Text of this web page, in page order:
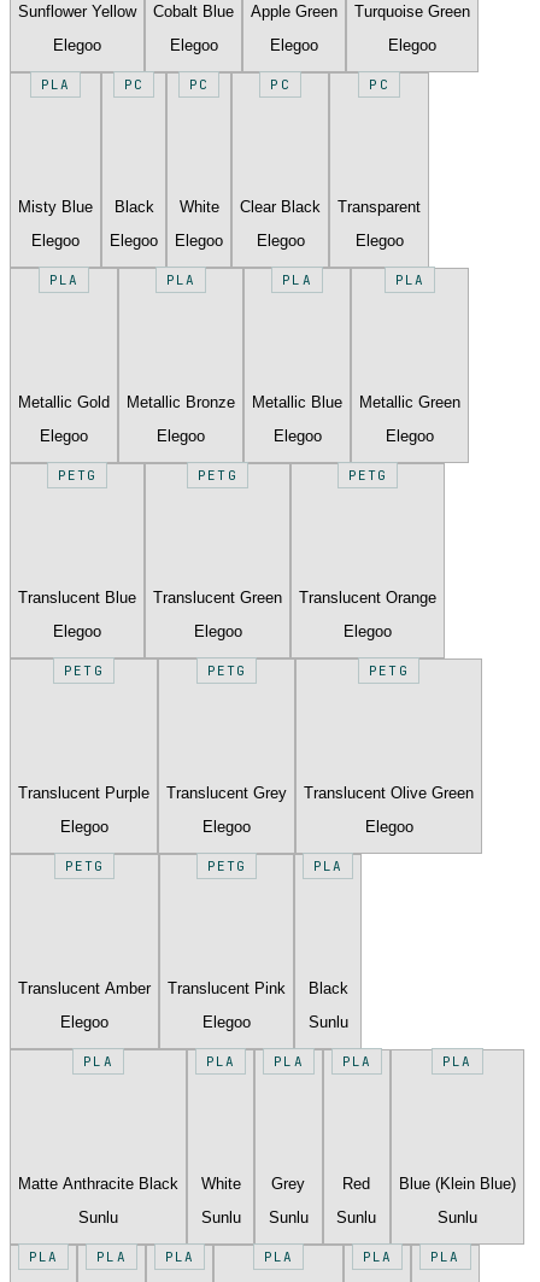
Sunflower Yellow
Elegoo
Cobalt Blue
Elegoo
Apple Green
Elegoo
Turquoise Green
Elegoo
PLA
Misty Blue
Elegoo
PC
Black
Elegoo
PC
White
Elegoo
PC
Clear Black
Elegoo
PC
Transparent
Elegoo
PLA
Metallic Gold
Elegoo
PLA
Metallic Bronze
Elegoo
PLA
Metallic Blue
Elegoo
PLA
Metallic Green
Elegoo
PETG
Translucent Blue
Elegoo
PETG
Translucent Green
Elegoo
PETG
Translucent Orange
Elegoo
PETG
Translucent Purple
Elegoo
PETG
Translucent Grey
Elegoo
PETG
Translucent Olive Green
Elegoo
PETG
Translucent Amber
Elegoo
PETG
Translucent Pink
Elegoo
PLA
Black
Sunlu
PLA
Matte Anthracite Black
Sunlu
PLA
White
Sunlu
PLA
Grey
Sunlu
PLA
Red
Sunlu
PLA
Blue (Klein Blue)
Sunlu
PLA PLA PLA PLA PLA PLA